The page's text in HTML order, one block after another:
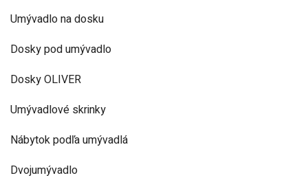
Umývadlo na dosku
Dosky pod umývadlo
Dosky OLIVER
Umývadlové skrinky
Nábytok podľa umývadlá
Dvojumývadlo